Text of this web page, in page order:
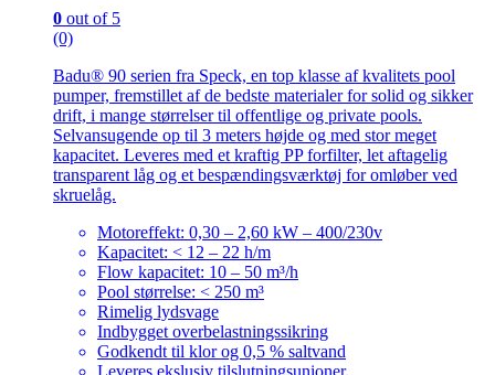
0 out of 5
(0)
Badu® 90 serien fra Speck, en top klasse af kvalitets pool
pumper, fremstillet af de bedste materialer for solid og sikker
drift, i mange størrelser til offentlige og private pools.
Selvansugende op til 3 meters højde og med stor meget
kapacitet. Leveres med et kraftig PP forfilter, let aftagelig
transparent låg og et bespændingsværktøj for omløber ved
skruelåg.
Motoreffekt: 0,30 – 2,60 kW – 400/230v
Kapacitet: < 12 – 22 h/m
Flow kapacitet: 10 – 50 m³/h
Pool størrelse: < 250 m³
Rimelig lydsvage
Indbygget overbelastningssikring
Godkendt til klor og 0,5 % saltvand